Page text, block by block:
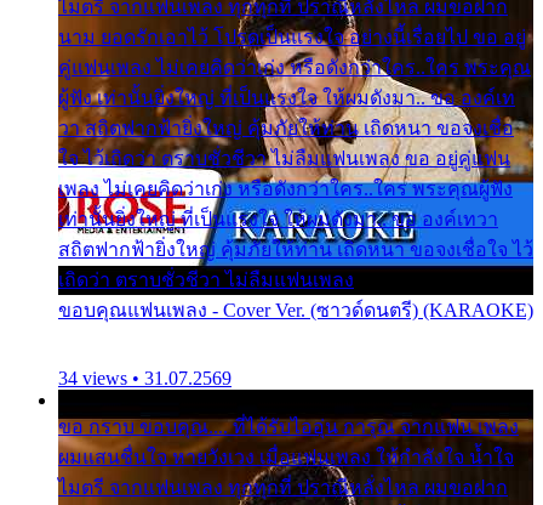
ไมตรี จากแฟนเพลง ทุกทุกที่ ปราณีหลั่งไหล ผมขอฝาก
นาม ยอดรักเอาไว้ โปรดเป็นแรงใจ อย่างนี้เรื่อยไป ขอ อยู่
คู่แฟนเพลง ไม่เคยคิดว่าเก่ง หรือดังกว่าใคร..ใคร พระคุณ
ผู้ฟัง เท่านั้นยิ่งใหญ่ ที่เป็นแรงใจ ให้ผมดังมา.. ขอ องค์เท
วา สถิตฟากฟ้ายิ่งใหญ่ คุ้มภัยให้ท่าน เถิดหนา ขอจงเชื่อ
ใจ ไว้เถิดว่า ตราบชั่วชีวา ไม่ลืมแฟนเพลง ขอ อยู่คู่แฟน
เพลง ไม่เคยคิดว่าเก่ง หรือดังกว่าใคร..ใคร พระคุณผู้ฟัง
เท่านั้นยิ่งใหญ่ ที่เป็นแรงใจ ให้ผมดังมา.. ขอ องค์เทวา
สถิตฟากฟ้ายิ่งใหญ่ คุ้มภัยให้ท่าน เถิดหนา ขอจงเชื่อใจ ไว้
เถิดว่า ตราบชั่วชีวา ไม่ลืมแฟนเพลง
ขอบคุณแฟนเพลง - Cover Ver. (ซาวด์ดนตรี) (KARAOKE)
34 views • 31.07.2569
ขอ กราบ ขอบคุณ.... ที่ได้รับไออุ่น การุณ จากแฟน เพลง
ผมแสนชื่นใจ หายวังเวง เมื่อแฟนเพลง ให้กำลังใจ น้ำใจ
ไมตรี จากแฟนเพลง ทุกทุกที่ ปราณีหลั่งไหล ผมขอฝาก